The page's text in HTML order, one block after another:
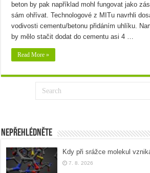
beton by pak například mohl fungovat jako
sám ohřívat. Technologové z MITu navrhli
vodivosti cementu/betonu přidáním uhlíku.
by mělo stačit dodat do cementu asi 4 …
Read More »
Nepřehlédněte
Kdy při srážce molekul
7. 8. 2026